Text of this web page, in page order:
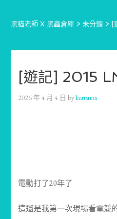
黑貓老師 X 黑蟲倉庫 >未分類 > [
[遊記] 2015
2026 年 4 月 4 日 bykurtsunx
電動打了20年了
這還是我第一次現場看電競